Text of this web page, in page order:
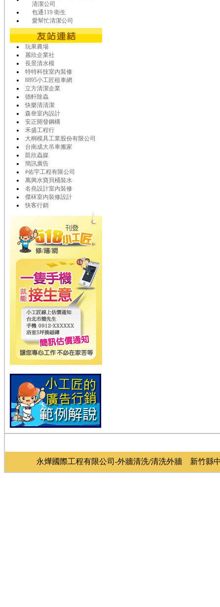
清潔公司
包通119 衛生
愛幫忙清潔公司
玩果農場
麗欣企業社
長景清水模
特特科技室內裝修
8895小工匠租車網
立方清潔企業
德軒除蟲
快樂清清潔
森叄室內設計
安正開發鋼構
禾盛工程行
大桐模具工業股份有限公司
台南成大吊車搬家
凱欣蟲媒
簡訊廣告
#佑宇工程有限公司
萬興水寶貝桶裝水
名堯設計室內裝修
傑秝室內裝修設計
快客行銷
永燁國際工程有限公司-外牆清洗/清洗外牆 新竹縣